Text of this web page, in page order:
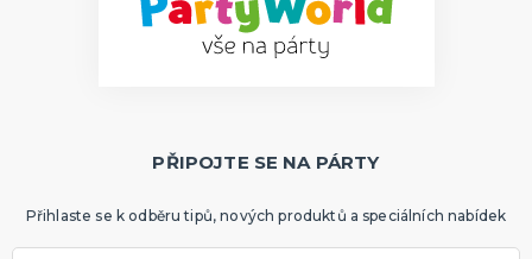
PŘIPOJTE SE NA PÁRTY
Přihlaste se k odběru tipů, nových produktů a speciálních nabídek